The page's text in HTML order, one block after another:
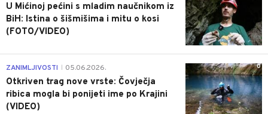
U Mićinoj pećini s mladim naučnikom iz
BiH: Istina o šišmišima i mitu o kosi
(FOTO/VIDEO)
0
ZANIMLJIVOSTI 05.06.2026.
Otkriven trag nove vrste: Čovječja
ribica mogla bi ponijeti ime po Krajini
(VIDEO)